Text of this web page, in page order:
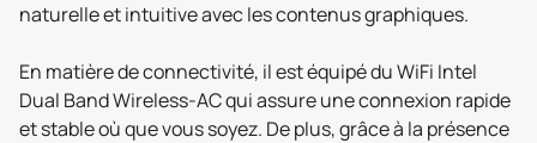
naturelle et intuitive avec les contenus graphiques.
En matière de connectivité, il est équipé du WiFi Intel
Dual Band Wireless-AC qui assure une connexion rapide
et stable où que vous soyez. De plus, grâce à la présence